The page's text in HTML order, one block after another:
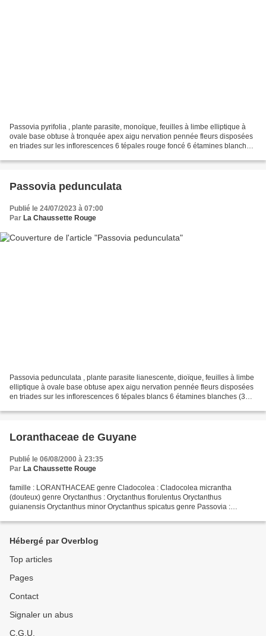
Passovia pyrifolia , plante parasite, monoïque, feuilles à limbe elliptique à
ovale base obtuse à tronquée apex aigu nervation pennée fleurs disposées
en triades sur les inflorescences 6 tépales rouge foncé 6 étamines blanches
Passovia pedunculata
Publié le 24/07/2023 à 07:00
Par La Chaussette Rouge
Passovia pedunculata , plante parasite lianescente, dioïque, feuilles à limbe
elliptique à ovale base obtuse apex aigu nervation pennée fleurs disposées
en triades sur les inflorescences 6 tépales blancs 6 étamines blanches (3
Loranthaceae de Guyane
Publié le 06/08/2000 à 23:35
Par La Chaussette Rouge
famille : LORANTHACEAE genre Cladocolea : Cladocolea micrantha
(douteux) genre Oryctanthus : Oryctanthus florulentus Oryctanthus
guianensis Oryctanthus minor Oryctanthus spicatus genre Passovia :
Hébergé par Overblog
Top articles
Pages
Contact
Signaler un abus
C.G.U.